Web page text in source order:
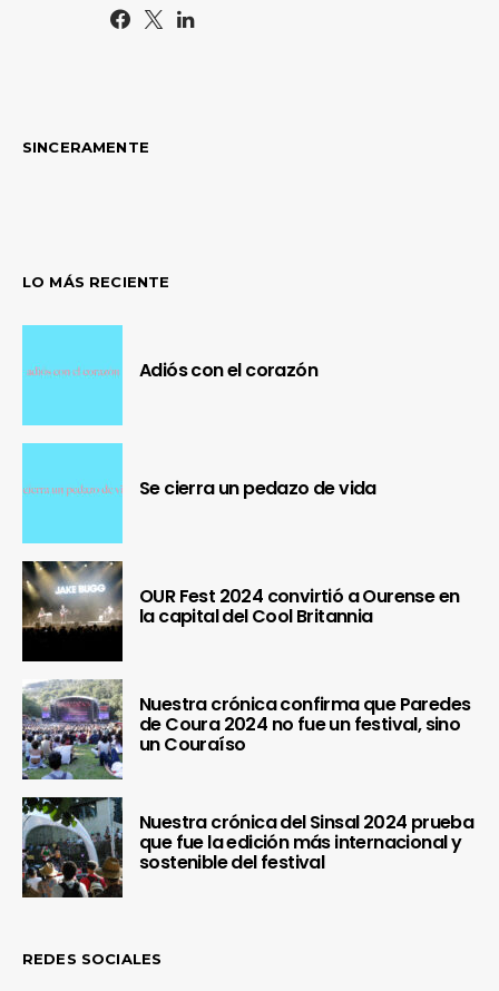
SINCERAMENTE
LO MÁS RECIENTE
Adiós con el corazón
Se cierra un pedazo de vida
OUR Fest 2024 convirtió a Ourense en
la capital del Cool Britannia
Nuestra crónica confirma que Paredes
de Coura 2024 no fue un festival, sino
un Couraíso
Nuestra crónica del Sinsal 2024 prueba
que fue la edición más internacional y
sostenible del festival
REDES SOCIALES